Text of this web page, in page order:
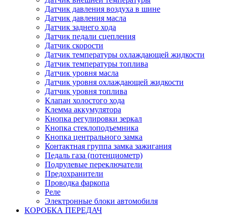
Датчик давления воздуха в шине
Датчик давления масла
Датчик заднего хода
Датчик педали сцепления
Датчик скорости
Датчик температуры охлаждающей жидкости
Датчик температуры топлива
Датчик уровня масла
Датчик уровня охлаждающей жидкости
Датчик уровня топлива
Клапан холостого хода
Клемма аккумулятора
Кнопка регулировки зеркал
Кнопка стеклоподъемника
Кнопка центрального замка
Контактная группа замка зажигания
Педаль газа (потенциометр)
Подрулевые переключатели
Предохранители
Проводка фаркопа
Реле
Электронные блоки автомобиля
КОРОБКА ПЕРЕДАЧ